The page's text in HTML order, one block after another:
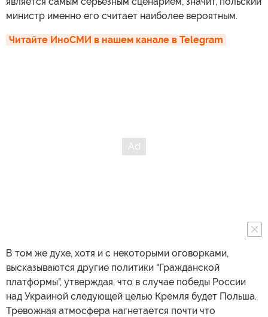
министр именно его считает наиболее вероятным.
Читайте ИноСМИ в нашем канале в Telegram
В том же духе, хотя и с некоторыми оговорками,
высказываются другие политики "Гражданской
платформы", утверждая, что в случае победы России
над Украиной следующей целью Кремля будет Польша.
Тревожная атмосфера нагнетается почти что